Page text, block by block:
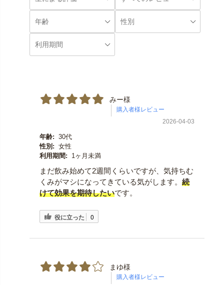
みー様
2026-04-03
年齢: 30代
性別: 女性
利用期間:
1ヶ月未満
まだ飲み始めて2週間くらいですが、気持ちむ
くみがマシになってきている気がします。 続
けて効果を期待したいです。
役に立った 0
まゆ様